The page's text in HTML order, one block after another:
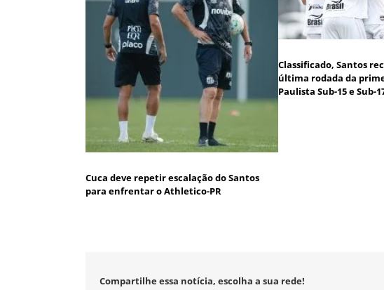
Cuca deve repetir escalação do Santos
para enfrentar o Athletico-PR
Classificado, Santos
última rodada da
Paulista Sub-15 e Sub-
Compartilhe essa notícia, escolha a sua rede!